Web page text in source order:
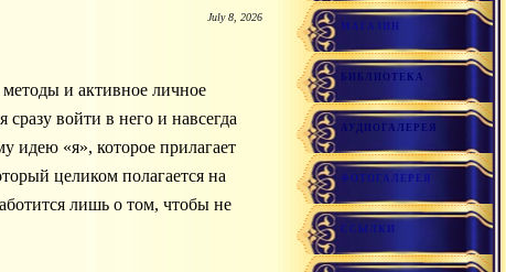
July 8, 2026
и активное личное
войти в него и навсегда
идею «я», которое прилагает
целиком полагается на
лишь о том, чтобы не
МАГАЗИН
БИБЛИОТЕКА
АУДИОГАЛЕРЕЯ
ФОТОГАЛЕРЕЯ
ССЫЛКИ